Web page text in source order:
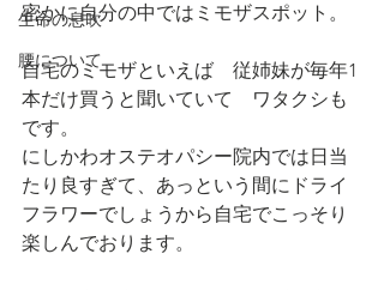
生命の息吹
腰について
密かに自分の中ではミモザスポット。
自宅のミモザといえば　従姉妹が毎年1
本だけ買うと聞いていて　ワタクシも
です。
にしかわオステオパシー院内では日当
たり良すぎて、あっという間にドライ
フラワーでしょうから自宅でこっそり
楽しんでおります。